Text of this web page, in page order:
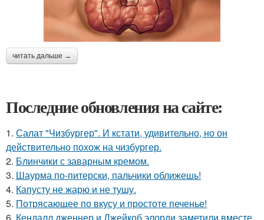
читать дальше →
Последние обновления на сайте:
1. Салат "Чизбургер". И кстати, удивительно, но он
действительно похож на чизбургер.
2. Блинчики с заварным кремом.
3. Шаурма по-питерски, пальчики оближешь!
4. Капусту не жарю и не тушу.
5. Потрясающее по вкусу и простоте печенье!